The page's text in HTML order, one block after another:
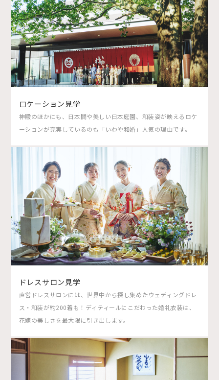
ロケーション見学
神殿のほかにも、日本間や美しい日本庭園、和装姿が映えるロケ
ーションが充実しているのも「いわや和婚」人気の理由です。
ドレスサロン見学
直営ドレスサロンには、世界中から探し集めたウェディングドレ
ス・和装が約200着も！ディティールにこだわった婚礼衣装は、
花嫁の美しさを最大限に引き出します。